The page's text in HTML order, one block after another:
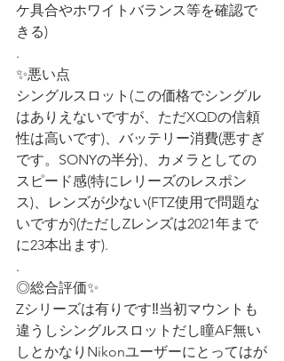
ケ具合やホワイトバランス等を確認で
きる)
.
✨悪い点
シングルスロット(この価格でシングル
はありえないですが、ただXQDの信頼
性は高いです)、バッテリー消費(悪すぎ
です。SONYの半分)、カメラとしての
スピード感(特にレリーズのレスポン
ス)、レンズが少ない(FTZ使用で問題な
いですが)(ただしZレンズは2021年まで
に23本出ます).
.
◎総合評価✨
Zシリーズは有りです‼︎当初マウントも
違うしシングルスロットだし瞳AF無い
しとかなりNikonユーザーにとってはが